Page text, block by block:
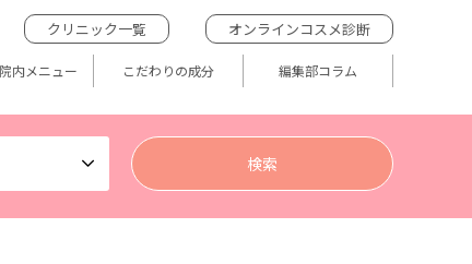
クリニック一覧 オンラインコスメ診断
内メニュー こだわりの成分 編集部コラム